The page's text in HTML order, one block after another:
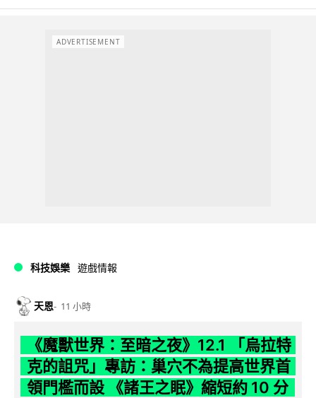
ADVERTISEMENT
科技娛樂 遊戲情報
天恩 11 小時
《魔獸世界：至暗之夜》12.1 「烏拉特
克的詛咒」專訪：巢穴不為提高世界首
領門檻而設 《諸王之眠》縮短約 10 分